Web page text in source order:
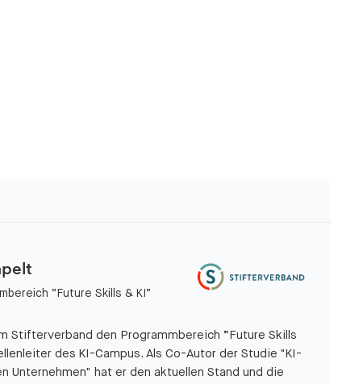
“Future Skills & KI”
Stifterverband den Programmbereich “Future Skills
des KI-Campus. Als Co-Autor der Studie "KI-
Unternehmen" hat er den aktuellen Stand und die